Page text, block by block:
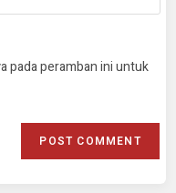
pada peramban ini untuk